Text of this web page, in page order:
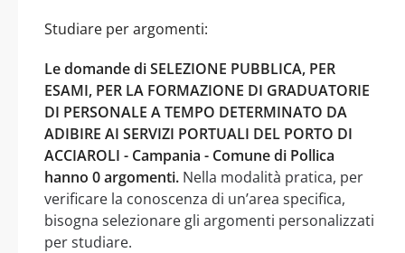
Studiare per argomenti:
Le domande di SELEZIONE PUBBLICA, PER
ESAMI, PER LA FORMAZIONE DI GRADUATORIE
DI PERSONALE A TEMPO DETERMINATO DA
ADIBIRE AI SERVIZI PORTUALI DEL PORTO DI
ACCIAROLI - Campania - Comune di Pollica
hanno 0 argomenti. Nella modalità pratica, per
verificare la conoscenza di un’area specifica,
bisogna selezionare gli argomenti personalizzati
per studiare.